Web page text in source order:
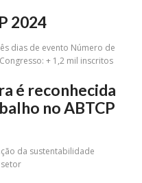
2024
dias de evento Número de
+ 1,2 mil inscritos
é reconhecida
no ABTCP
da sustentabilidade